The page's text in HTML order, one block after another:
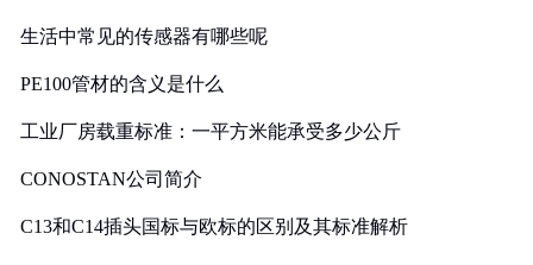
生活中常见的传感器有哪些呢
PE100管材的含义是什么
工业厂房载重标准：一平方米能承受多少公斤
CONOSTAN公司简介
C13和C14插头国标与欧标的区别及其标准解析